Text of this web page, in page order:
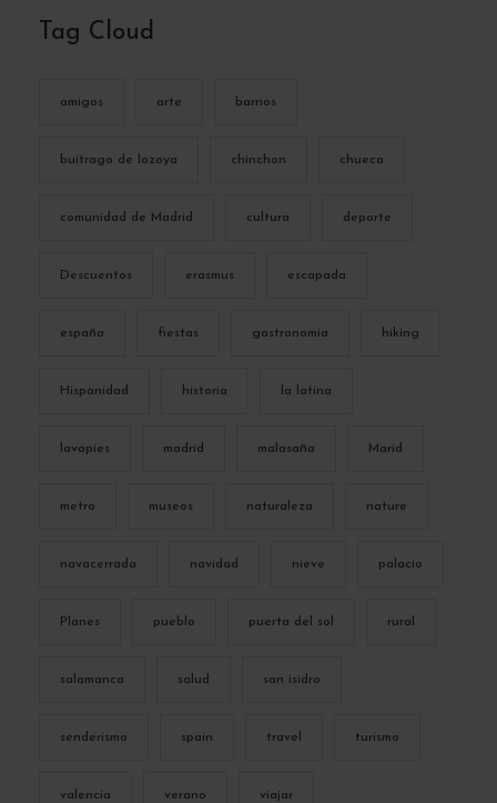
Tag Cloud
amigos arte barrios
buitrago de lozoya chinchon chueca
comunidad de Madrid cultura deporte
Descuentos erasmus escapada
españa fiestas gastronomia hiking
Hispanidad historia la latina
lavapies madrid malasaña Marid
metro museos naturaleza nature
navacerrada navidad nieve palacio
Planes pueblo puerta del sol rural
salamanca salud san isidro
senderismo spain travel turismo
valencia verano viajar